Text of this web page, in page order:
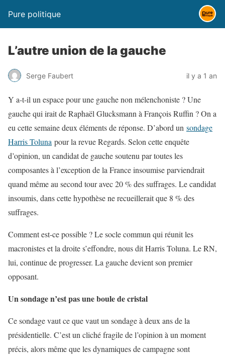
Pure politique
L’autre union de la gauche
Serge Faubert il y a 1 an
Y a-t-il un espace pour une gauche non mélenchoniste ? Une
gauche qui irait de Raphaël Glucksmann à François Ruffin ? On a
eu cette semaine deux éléments de réponse. D’abord un sondage
Harris Toluna pour la revue Regards. Selon cette enquête
d’opinion, un candidat de gauche soutenu par toutes les
composantes à l’exception de la France insoumise parviendrait
quand même au second tour avec 20 % des suffrages. Le candidat
insoumis, dans cette hypothèse ne recueillerait que 8 % des
suffrages.
Comment est-ce possible ? Le socle commun qui réunit les
macronistes et la droite s’effondre, nous dit Harris Toluna. Le RN,
lui, continue de progresser. La gauche devient son premier
opposant.
Un sondage n’est pas une boule de cristal
Ce sondage vaut ce que vaut un sondage à deux ans de la
présidentielle. C’est un cliché fragile de l’opinion à un moment
précis, alors même que les dynamiques de campagne sont